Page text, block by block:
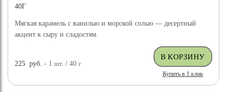
40Г
Мягкая карамель с ванилью и морской солью — десертный
акцент к сыру и сладостям.
225 руб. - 1шт. / 40г
Купить в 1 клик